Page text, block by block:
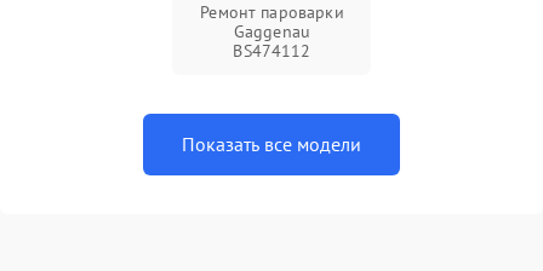
Ремонт пароварки
Gaggenau
BS474112
Показать все модели